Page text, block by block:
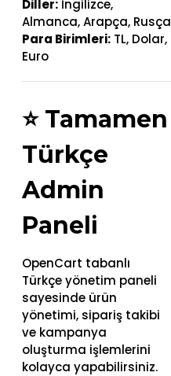
Diller: İngilizce,
Almanca, Arapça, Rusça
Para Birimleri: TL, Dolar,
Euro
⭐ Tamamen
Türkçe
Admin
Paneli
OpenCart tabanlı
Türkçe yönetim paneli
sayesinde ürün
yönetimi, sipariş takibi
ve kampanya
oluşturma işlemlerini
kolayca yapabilirsiniz.